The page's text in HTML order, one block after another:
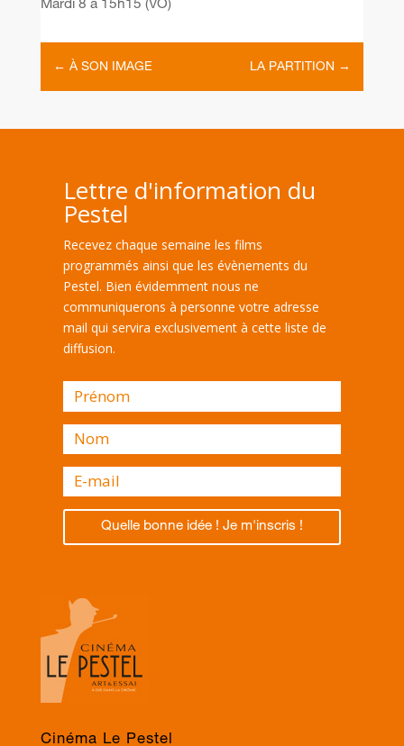
Mardi 8 à 15h15 (VO)
← À SON IMAGE LA PARTITION →
Lettre d'information du
Pestel
Recevez chaque semaine les films
programmés ainsi que les évènements du
Pestel. Bien évidemment nous ne
communiquerons à personne votre adresse
mail qui servira exclusivement à cette liste de
diffusion.
Quelle bonne idée ! Je m'inscris !
Cinéma Le Pestel